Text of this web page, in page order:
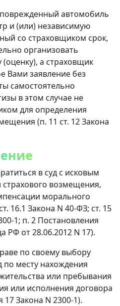
автомобиль
и (или) независимую
со страховщиком срок,
организовать
(оценку), а страховщик
Вами заявление без
самостоятельно
в этом случае не
для определения
(п. 11 ст. 12 Закона
в суд с исковым
возмещения,
морального
16.1 Закона N 40-ФЗ; ст. 15
1; п. 2 Постановления
РФ от 28.06.2012 N 17).
по своему выбору
по месту нахождения
или пребывания
или исполнения договора
17 Закона N 2300-1).